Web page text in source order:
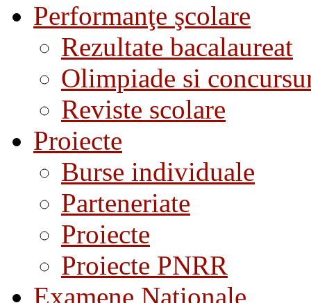
Performanţe şcolare
Rezultate bacalaureat
Olimpiade si
Reviste scolare
Proiecte
Burse individuale
Parteneriate
Proiecte
Proiecte PNRR
Examene Nationale